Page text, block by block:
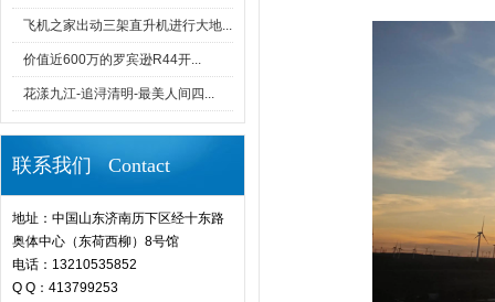
飞机之家出动三架直升机进行大地...
价值近600万的罗宾逊R44开...
花漾九江-追浔清明-最美人间四...
联系我们 Contact
地址：中国山东济南历下区经十东路
奥体中心（东荷西柳）8号馆
电话：13210535852
Q Q：413799253